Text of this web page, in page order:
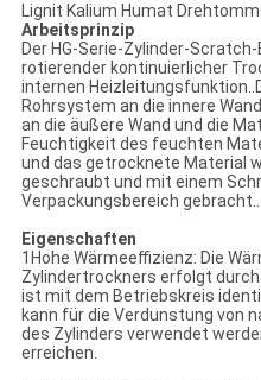
Lignit Kalium Humat
Arbeitsprinzip
Der HG-Serie-Zylinder-
rotierender kontinuierlicher
internen
Rohrsystem an die innere
an die äußere Wand und die
Feuchtigkeit des feuchten
und das getrocknete Material
geschraubt und mit einem
Verpackungsbereich gebracht..
Eigenschaften
1Hohe Wärmeeffizienz: Die
Zylindertrockners erfolgt
ist mit dem Betriebskreis
kann für die Verdunstung von
des Zylinders verwendet
erreichen.